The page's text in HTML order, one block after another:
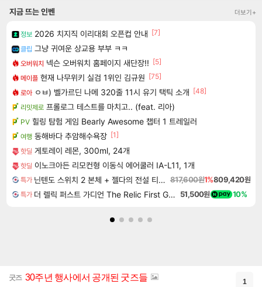
지금 뜨는 인벤 더보기+
정보 2026 치지직 이리대회 오픈컵 안내 [7]
클립 그냥 귀여운 상교용 부부 ㅋㅋ
오버워치 넥슨 오버워치 홈페이지 새단장!! [5]
메이플 현재 나무위키 실검 1위인 김규원 [75]
로아 ㅇㅂ) 벨가르딘 나메 320줄 11시 유기 택틱 소개 [48]
리밋제로 프롤로그 테스트를 마치고.. (feat. 리아)
PV 힐링 탐험 게임 Bearly Awesome 챕터 1 트레일러
여행 동해바다 추암해수욕장 [1]
핫딜 게토레이 레몬, 300ml, 24개
핫딜 이노크아든 리모컨형 이동식 에어쿨러 IA-L11, 1개
특가 닌텐도 스위치 2 본체 + 젤다의 전설 티어스 오브 더 킹덤 닌텐도 스위치 2 에디션 + 젤다의 전설 브레스 오브 더 와일드 닌텐도 스위치 2 에디션 번들 817,600원1%809,420원
특가 더 렐릭 퍼스트 가디언 The Relic First Guardian 51,500원 10%
굿즈 30주년 행사에서 공개된 굿즈들 1